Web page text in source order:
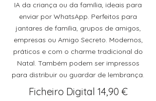
IA da criança ou da família, ideais para
enviar por WhatsApp. Perfeitos para
jantares de família, grupos de amigos,
empresas ou Amigo Secreto. Modernos,
práticos e com o charme tradicional do
Natal. Também podem ser impressos
para distribuir ou guardar de lembrança.
Ficheiro Digital 14,90 €